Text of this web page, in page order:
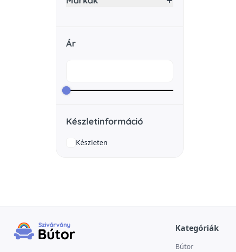
Ár
Készletinformáció
Készleten
Kategóriák
Bútor